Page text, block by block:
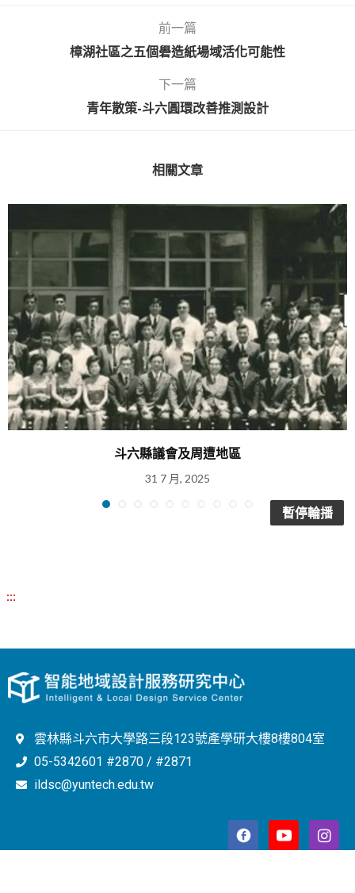
前一篇
樟湖社區之五個礐造紙場域活化可能性
下一篇
青年散策-斗六圓環改善推測設計
相關文章
斗六縣議會及周遭地區
31 7 月, 2025
暫停輪播
:::
雲林縣斗六市大學路三段123號產學研大樓8樓804室
05-5342601 #2870 / #2871
ildsc@yuntech.edu.tw